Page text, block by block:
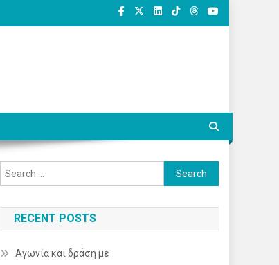
Search
for:
RECENT POSTS
Αγωνία και δράση με